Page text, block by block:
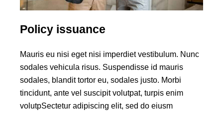
Policy issuance
Mauris eu nisi eget nisi imperdiet vestibulum. Nunc
sodales vehicula risus. Suspendisse id mauris
sodales, blandit tortor eu, sodales justo. Morbi
tincidunt, ante vel suscipit volutpat, turpis enim
volutpSectetur adipiscing elit, sed do eiusm